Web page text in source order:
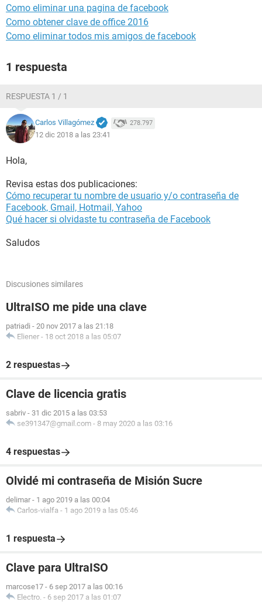
Como eliminar una pagina de facebook
Como obtener clave de office 2016
Como eliminar todos mis amigos de facebook
1 respuesta
RESPUESTA 1 / 1
Carlos Villagómez 278.797
12 dic 2018 a las 23:41
Hola,
Revisa estas dos publicaciones:
Cómo recuperar tu nombre de usuario y/o contraseña de
Facebook, Gmail, Hotmail, Yahoo
Qué hacer si olvidaste tu contraseña de Facebook
Saludos
Discusiones similares
UltraISO me pide una clave
patriadi - 20 nov 2017 a las 21:18
Eliener - 18 oct 2018 a las 05:07
2 respuestas
Clave de licencia gratis
sabriv - 31 dic 2015 a las 03:53
se391347@gmail.com - 8 may 2020 a las 03:16
4 respuestas
Olvidé mi contraseña de Misión Sucre
delimar - 1 ago 2019 a las 00:04
Carlos-vialfa - 1 ago 2019 a las 05:46
1 respuesta
Clave para UltraISO
marcose17 - 6 sep 2017 a las 00:16
Electro. - 6 sep 2017 a las 01:07